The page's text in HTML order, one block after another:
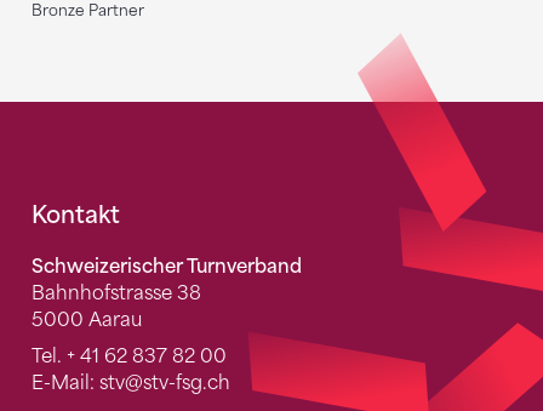
Bronze Partner
Fusszeile
Kontakt
Schweizerischer Turnverband
Bahnhofstrasse 38
5000 Aarau
Tel. + 41 62 837 82 00
E-Mail: stv@stv-fsg.ch